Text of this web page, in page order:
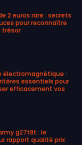
2 euros rare : secrets
pour reconnaître
trésor
électromagnétique :
essentiels pour
efficacement vos
g27t8t : le
rapport qualité prix